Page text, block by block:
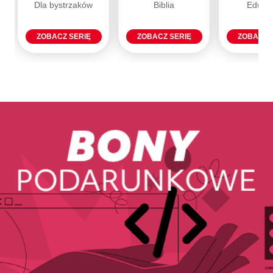
Dla bystrzaków
ZOBACZ SERIĘ
Biblia
ZOBACZ SERIĘ ZOBACZ